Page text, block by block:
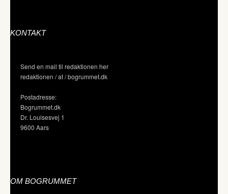
KONTAKT
Send en mail til redaktionen her
redaktionen / at / bogrummet.dk
Postadresse:
Bogrummet.dk
Dr. Louisesvej 1
9600 Aars
OM BOGRUMMET